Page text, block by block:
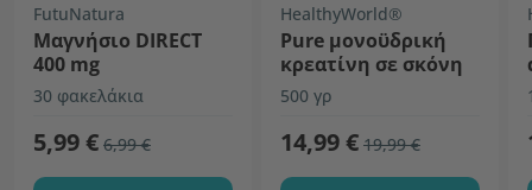
FutuNatura
Μαγνήσιο DIRECT
400 mg
30 φακελάκια
5,99 € 6,99 €
HealthyWorld®
Pure μονοϋδρική
κρεατίνη σε σκόνη
500 γρ
14,99 € 19,99 €